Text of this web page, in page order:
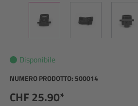
Disponibile
NUMERO PRODOTTO: 500014
CHF 25.90*